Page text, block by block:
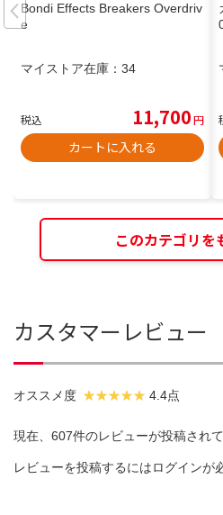
Bondi Effects Breakers Overdriv
e
マイストア在庫： 34
税込 11,700円
カートに入れる
このカテゴリを
カスタマーレビュー
オススメ度 4.4点
現在、607件のレビューが投稿されて
レビューを投稿するにはログインが